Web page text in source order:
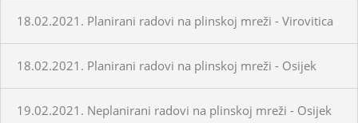
18.02.2021. Planirani radovi na plinskoj mreži - Virovitica
18.02.2021. Planirani radovi na plinskoj mreži - Osijek
19.02.2021. Neplanirani radovi na plinskoj mreži - Osijek